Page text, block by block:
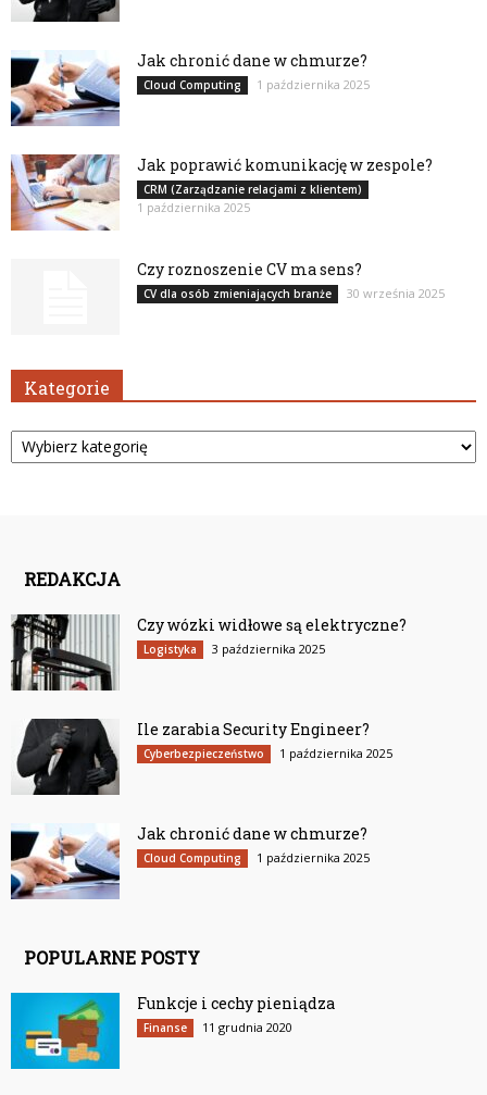
Jak chronić dane w chmurze?
Cloud Computing 1 października 2025
Jak poprawić komunikację w zespole?
CRM (Zarządzanie relacjami z klientem)
1 października 2025
Czy roznoszenie CV ma sens?
CV dla osób zmieniających branże 30 września 2025
Kategorie
Kategorie
REDAKCJA
Czy wózki widłowe są elektryczne?
Logistyka 3 października 2025
Ile zarabia Security Engineer?
Cyberbezpieczeństwo 1 października 2025
Jak chronić dane w chmurze?
Cloud Computing 1 października 2025
POPULARNE POSTY
Funkcje i cechy pieniądza
Finanse 11 grudnia 2020